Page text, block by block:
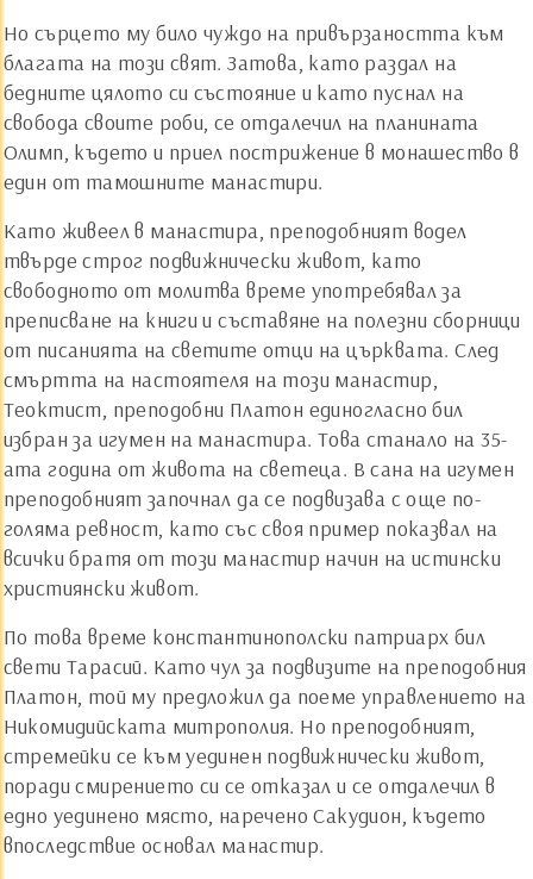
Но сърцето му било чуждо на привързаността към
благата на този свят. Затова, като раздал на
бедните цялото си състояние и като пуснал на
свобода своите роби, се отдалечил на планината
Олимп, където и приел пострижение в монашество в
един от тамошните манастири.
Като живеел в манастира, преподобният водел
твърде строг подвижнически живот, като
свободното от молитва време употребявал за
преписване на книги и съставяне на полезни сборници
от писанията на светите отци на църквата. След
смъртта на настоятеля на този манастир,
Теоктист, преподобни Платон единогласно бил
избран за игумен на манастира. Това станало на 35-
ата година от живота на светеца. В сана на игумен
преподобният започнал да се подвизава с още по-
голяма ревност, като със своя пример показвал на
всички братя от този манастир начин на истински
християнски живот.
По това време константинополски патриарх бил
свети Тарасий. Като чул за подвизите на преподобния
Платон, той му предложил да поеме управлението на
Никомидийската митрополия. Но преподобният,
стремейки се към уединен подвижнически живот,
поради смирението си се отказал и се отдалечил в
едно уединено място, наречено Сакудион, където
впоследствие основал манастир.